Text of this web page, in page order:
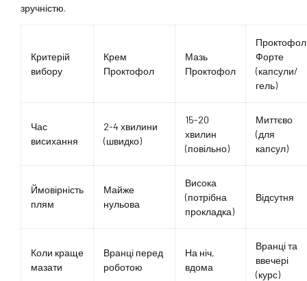
зручністю.
Критерій
вибору
Крем
Проктофол
Мазь
Проктофол
Проктофол
Форте
(капсули/
гель)
Час
висихання
2-4 хвилини
(швидко)
15-20
хвилин
(повільно)
Миттєво
(для
капсул)
Ймовірність
плям
Майже
нульова
Висока
(потрібна
прокладка)
Відсутня
Коли краще
мазати
Вранці перед
роботою
На ніч,
вдома
Вранці та
ввечері
(курс)